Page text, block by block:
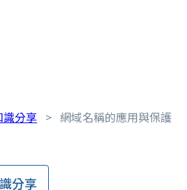
識分享 > 網域名稱的應用與保護
分享